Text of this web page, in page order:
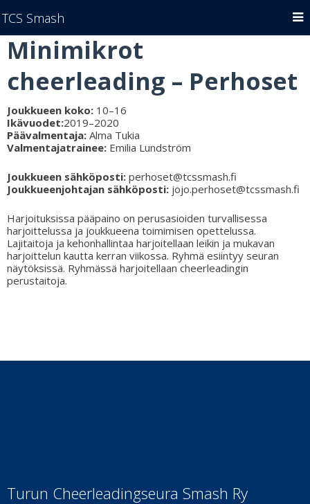
Minimikrot
cheerleading – Perhoset
Joukkueen koko: 10–16
Ikävuodet:2019–2020
Päävalmentaja: Alma Tukia
Valmentajatrainee: Emilia Lundström
Joukkueen sähköposti: perhoset@tcssmash.fi
Joukkueenjohtajan sähköposti: jojo.perhoset@tcssmash.fi
Harjoituksissa pääpaino on perusasioiden turvallisessa
harjoittelussa ja joukkueena toimimisen opettelussa.
Lajitaitoja ja kehonhallintaa harjoitellaan leikin ja mukavan
harjoittelun kautta kerran viikossa. Ryhmä esiintyy seuran
näytöksissä. Ryhmässä harjoitellaan cheerleadingin
perustaitoja.
Turun Cheerleadingseura Smash Ry
TCS Smash